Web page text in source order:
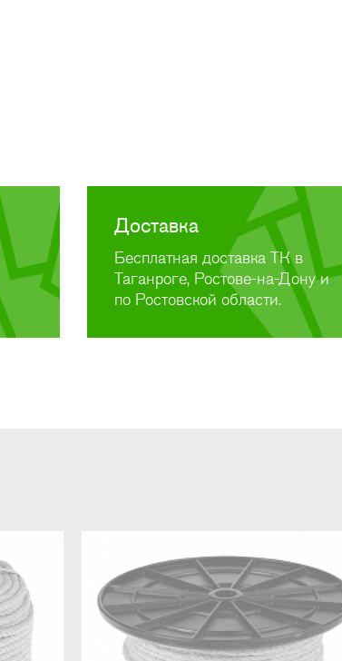
Доставка
Бесплатная доставка ТК в
Таганроге, Ростове-на-Дону и
по Ростовской области.